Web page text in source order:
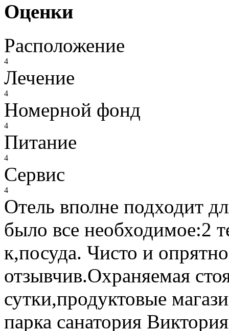
Оценки
Расположение
4
Лечение
4
Номерной фонд
4
Питание
4
Сервис
4
Отель вполне подходит
было все необходимое:2
к,посуда. Чисто и
отзывчив.Охраняемая
сутки,продуктовые
парка санатория